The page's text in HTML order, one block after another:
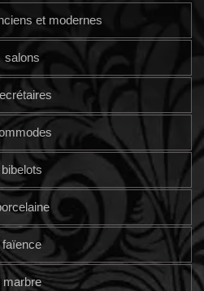
et modernes
salons
bibelots
faïence
marbre